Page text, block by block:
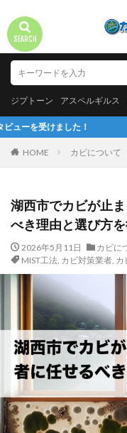
ジプトーン アスペルギルス
！
HOME カビについて
湖西市でカビが止
べき理由と選び方
2026年5月11日
カビに
MIST工法, カビ対策業者, カ